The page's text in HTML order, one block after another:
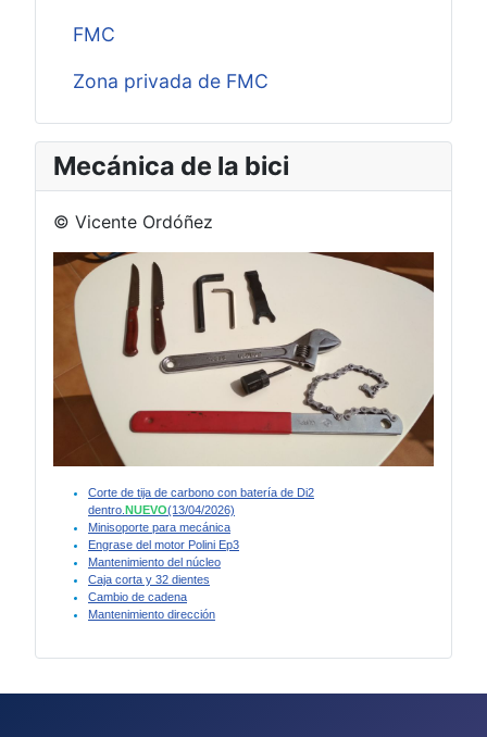
FMC
Zona privada de FMC
Mecánica de la bici
© Vicente Ordóñez
Corte de tija de carbono con batería de Di2
dentro. NUEVO(13/04/2026)
Minisoporte para mecánica
Engrase del motor Polini Ep3
Mantenimiento del núcleo
Caja corta y 32 dientes
Cambio de cadena
Mantenimiento dirección